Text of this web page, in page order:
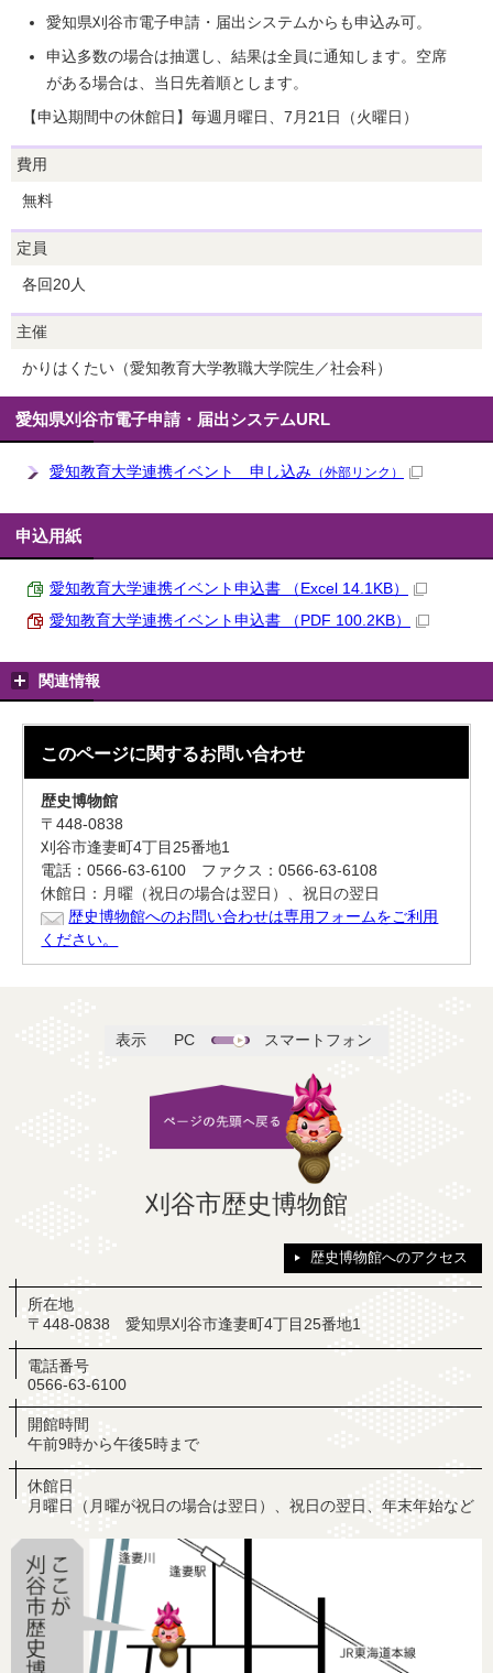
愛知県刈谷市電子申請・届出システムからも申込み可。
申込多数の場合は抽選し、結果は全員に通知します。空席
がある場合は、当日先着順とします。
【申込期間中の休館日】毎週月曜日、7月21日（火曜日）
費用
無料
定員
各回20人
主催
かりはくたい（愛知教育大学教職大学院生／社会科）
愛知県刈谷市電子申請・届出システムURL
愛知教育大学連携イベント 申し込み （外部リンク）
申込用紙
愛知教育大学連携イベント申込書 （Excel 14.1KB）
愛知教育大学連携イベント申込書 （PDF 100.2KB）
関連情報
このページに関するお問い合わせ
歴史博物館
〒448-0838
刈谷市逢妻町4丁目25番地1
電話：0566-63-6100 ファクス：0566-63-6108
休館日：月曜（祝日の場合は翌日）、祝日の翌日
歴史博物館へのお問い合わせは専用フォームをご利用
ください。
表示 PC スマートフォン
刈谷市歴史博物館
歴史博物館へのアクセス
所在地
〒448-0838 愛知県刈谷市逢妻町4丁目25番地1
電話番号
0566-63-6100
開館時間
午前9時から午後5時まで
休館日
月曜日（月曜が祝日の場合は翌日）、祝日の翌日、年末年始など